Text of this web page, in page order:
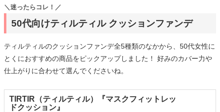
50代向けティルティル クッションファンデ
＼迷ったらコレ！／
ティルティルのクッションファンデ全5種類のなかから、50代女性に
とくにおすすめの商品をピックアップしました！ 好みのカバー力や
仕上がりに合わせて選んでくださいね。
TIRTIR（ティルティル）『マスクフィットレッ
ドクッション』